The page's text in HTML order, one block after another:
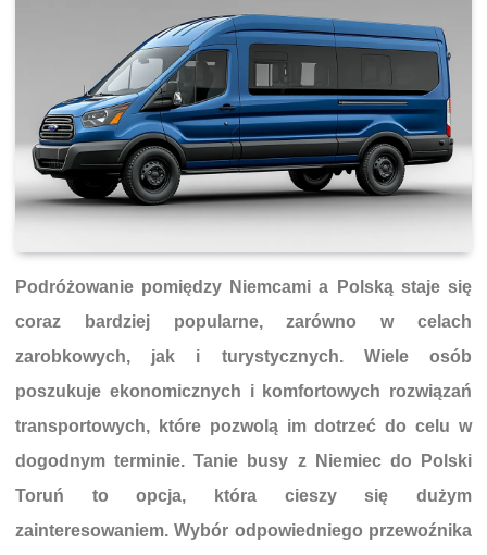
Podróżowanie pomiędzy Niemcami a Polską staje się
coraz bardziej popularne, zarówno w celach
zarobkowych, jak i turystycznych. Wiele osób
poszukuje ekonomicznych i komfortowych rozwiązań
transportowych, które pozwolą im dotrzeć do celu w
dogodnym terminie. Tanie busy z Niemiec do Polski
Toruń to opcja, która cieszy się dużym
zainteresowaniem. Wybór odpowiedniego przewoźnika